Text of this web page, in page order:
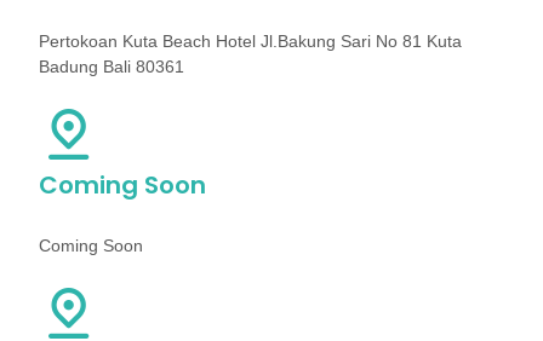
Pertokoan Kuta Beach Hotel Jl.Bakung Sari No 81 Kuta
Badung Bali 80361
Coming Soon
Coming Soon